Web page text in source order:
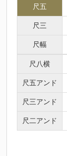
尺五
尺三
尺幅
尺八横
尺五アンド
尺三アンド
尺二アンド